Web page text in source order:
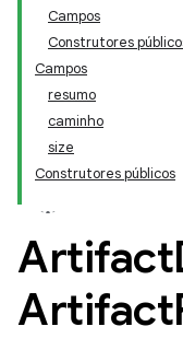
Campos
Construtores
Campos
resumo
caminho
size
Construtores públicos
Artifact
Artifact